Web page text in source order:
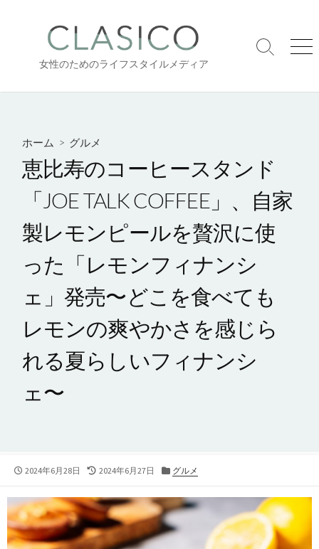
へ
女性のためのライフスタイルメディア
検
り
メ
ー
ホーム > グルメ
恵比寿のコーヒースタンド
「JOE TALK COFFEE」、自家
製レモンピールを贅沢に使
った「レモンフィナンシ
ェ」発売〜どこを食べても
レモンの爽やかさを感じら
れる夏らしいフィナンシ
ェ〜
公
日
2024年6月28日
最
更
新
日
2024年6月27日
カ
ゴ
リ
ー
グルメ